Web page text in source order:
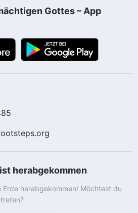
Gottes – App
herabgekommen
Erde herabgekommen! Möchtest du